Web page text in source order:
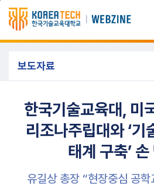
주메뉴 바로가기
본문 바로가기
보도자료
한국기술교육대, 미
리조나주립대와 ‘기
태계 구축’
유길상 총장 “현장중심 공